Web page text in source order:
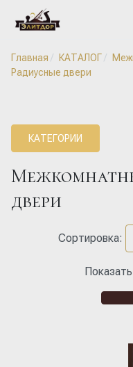
Главная КАТАЛОГ
Радиусные двери
КАТЕГОРИИ
двери
Сортировка: